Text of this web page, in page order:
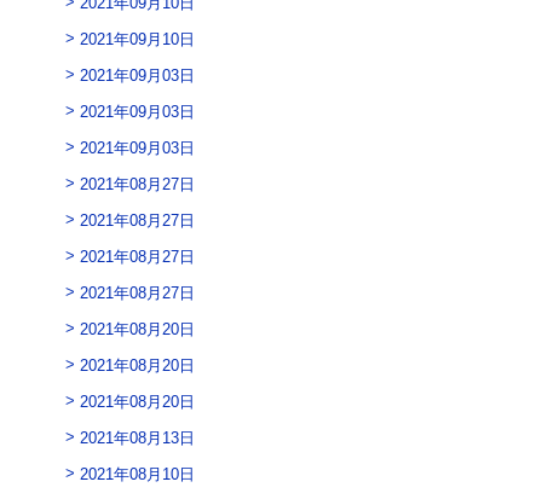
2021年09月10日
2021年09月03日
2021年09月03日
2021年09月03日
2021年08月27日
2021年08月27日
2021年08月27日
2021年08月27日
2021年08月20日
2021年08月20日
2021年08月20日
2021年08月13日
2021年08月10日